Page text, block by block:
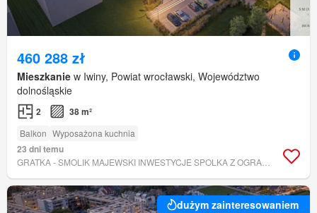
460 288 zł
Mieszkanie w Iwiny, Powiat wrocławski, Województwo
dolnośląskie
2 38 m²
Balkon Wyposażona kuchnia
23 dni temu
dużym zainteresowaniem